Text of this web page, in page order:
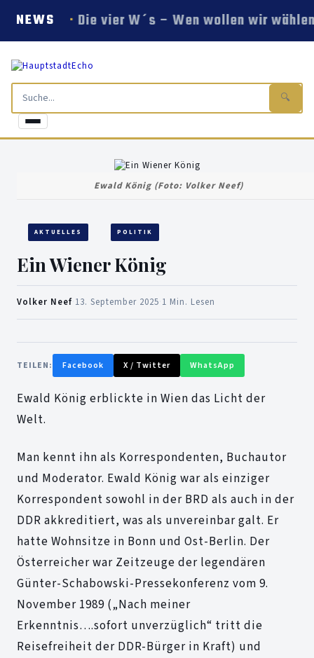
NEWS Die vier W´s – Wen wollen wir
🔍
Ewald König (Foto: Volker Neef)
AKTUELLES POLITIK
Ein Wiener König
Volker Neef 13. September 2025 1 Min. Lesen
TEILEN: Facebook X / Twitter WhatsApp
Ewald König erblickte in Wien das Licht der
Welt.
Man kennt ihn als Korrespondenten, Buchautor
und Moderator. Ewald König war als einziger
Korrespondent sowohl in der BRD als auch in der
DDR akkreditiert, was als unvereinbar galt. Er
hatte Wohnsitze in Bonn und Ost-Berlin. Der
Österreicher war Zeitzeuge der legendären
Günter-Schabowski-Pressekonferenz vom 9.
November 1989 („Nach meiner
Erkenntnis….sofort unverzüglich“ tritt die
Reisefreiheit der DDR-Bürger in Kraft) und